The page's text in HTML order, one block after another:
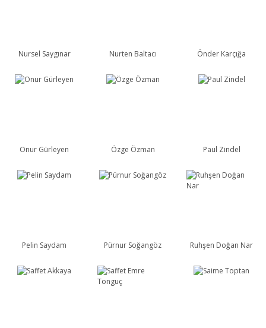
Nursel Saygınar Nurten Baltacı Önder Karçığa
Onur Gürleyen Özge Özman Paul Zindel
Pelin Saydam Pürnur Soğangöz Ruhşen Doğan Nar